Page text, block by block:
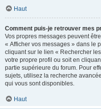
Haut
Comment puis-je retrouver mes
Vos propres messages peuvent
« Afficher vos messages » dans le
cliquant sur le lien « Rechercher
votre propre profil ou soit en
partie supérieure du forum. Pour
sujets, utilisez la recherche
qui vous sont disponibles.
Haut